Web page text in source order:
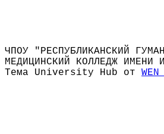
ЧПОУ "РЕСПУБЛИКАНСКИЙ
МЕДИЦИНСКИЙ КОЛЛЕДЖ ИМЕНИ
Тема University Hub от